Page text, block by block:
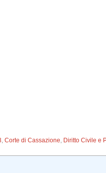
,Corte di Cassazione, Diritto Civile e